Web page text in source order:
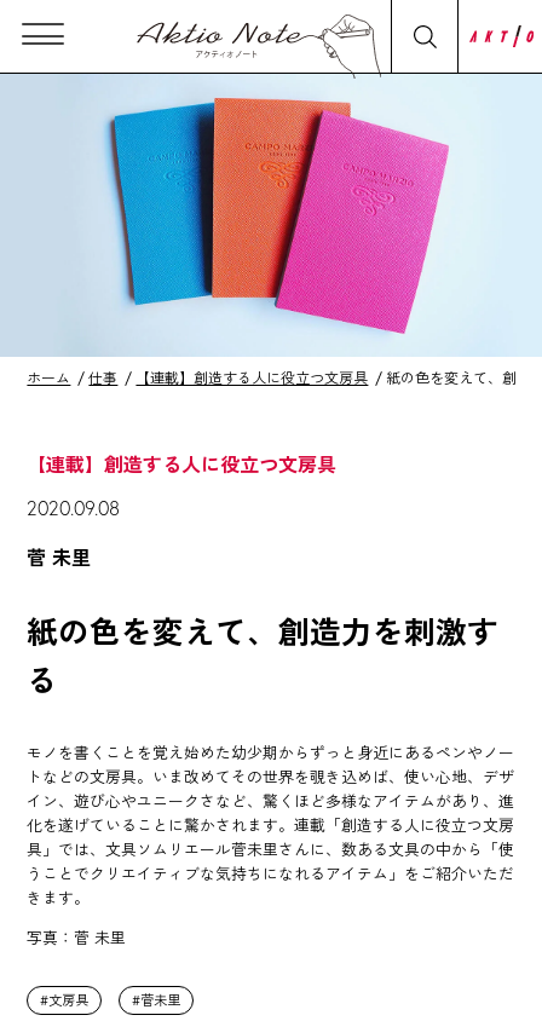
ホーム 仕事 【連載】創造する人に役立つ文房具 紙の色を変えて、創造
【連載】創造する人に役立つ文房具
2020.09.08
菅 未里
紙の色を変えて、創造力を刺激す
る
モノを書くことを覚え始めた幼少期からずっと身近にあるペンやノー
トなどの文房具。いま改めてその世界を覗き込めば、使い心地、デザ
イン、遊び心やユニークさなど、驚くほど多様なアイテムがあり、進
化を遂げていることに驚かされます。連載「創造する人に役立つ文房
具」では、文具ソムリエール菅未里さんに、数ある文具の中から「使
うことでクリエイティブな気持ちになれるアイテム」をご紹介いただ
きます。
写真：菅 未里
文房具 菅未里